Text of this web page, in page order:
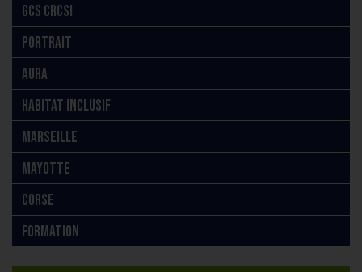
GCS CRCSI
PORTRAIT
AURA
HABITAT INCLUSIF
MARSEILLE
MAYOTTE
CORSE
FORMATION